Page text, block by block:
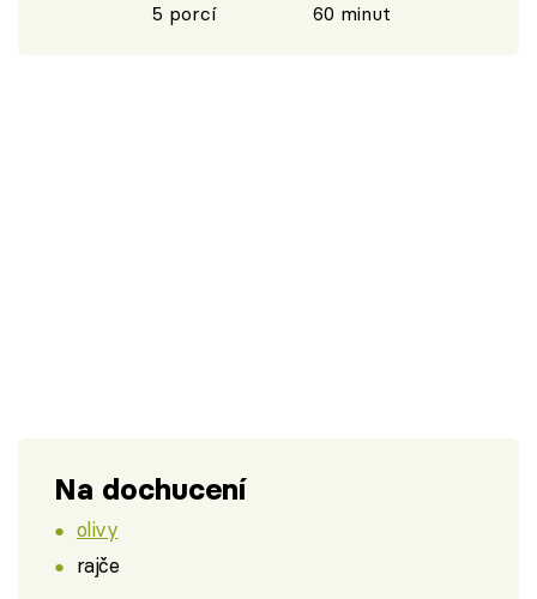
5 porcí 60 minut
Na dochucení
olivy
rajče